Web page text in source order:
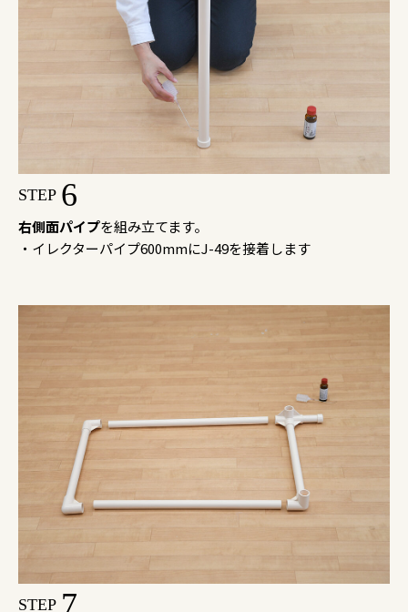
STEP 6
右側面パイプを組み立てます。
・イレクターパイプ600mmにJ-49を接着します
STEP